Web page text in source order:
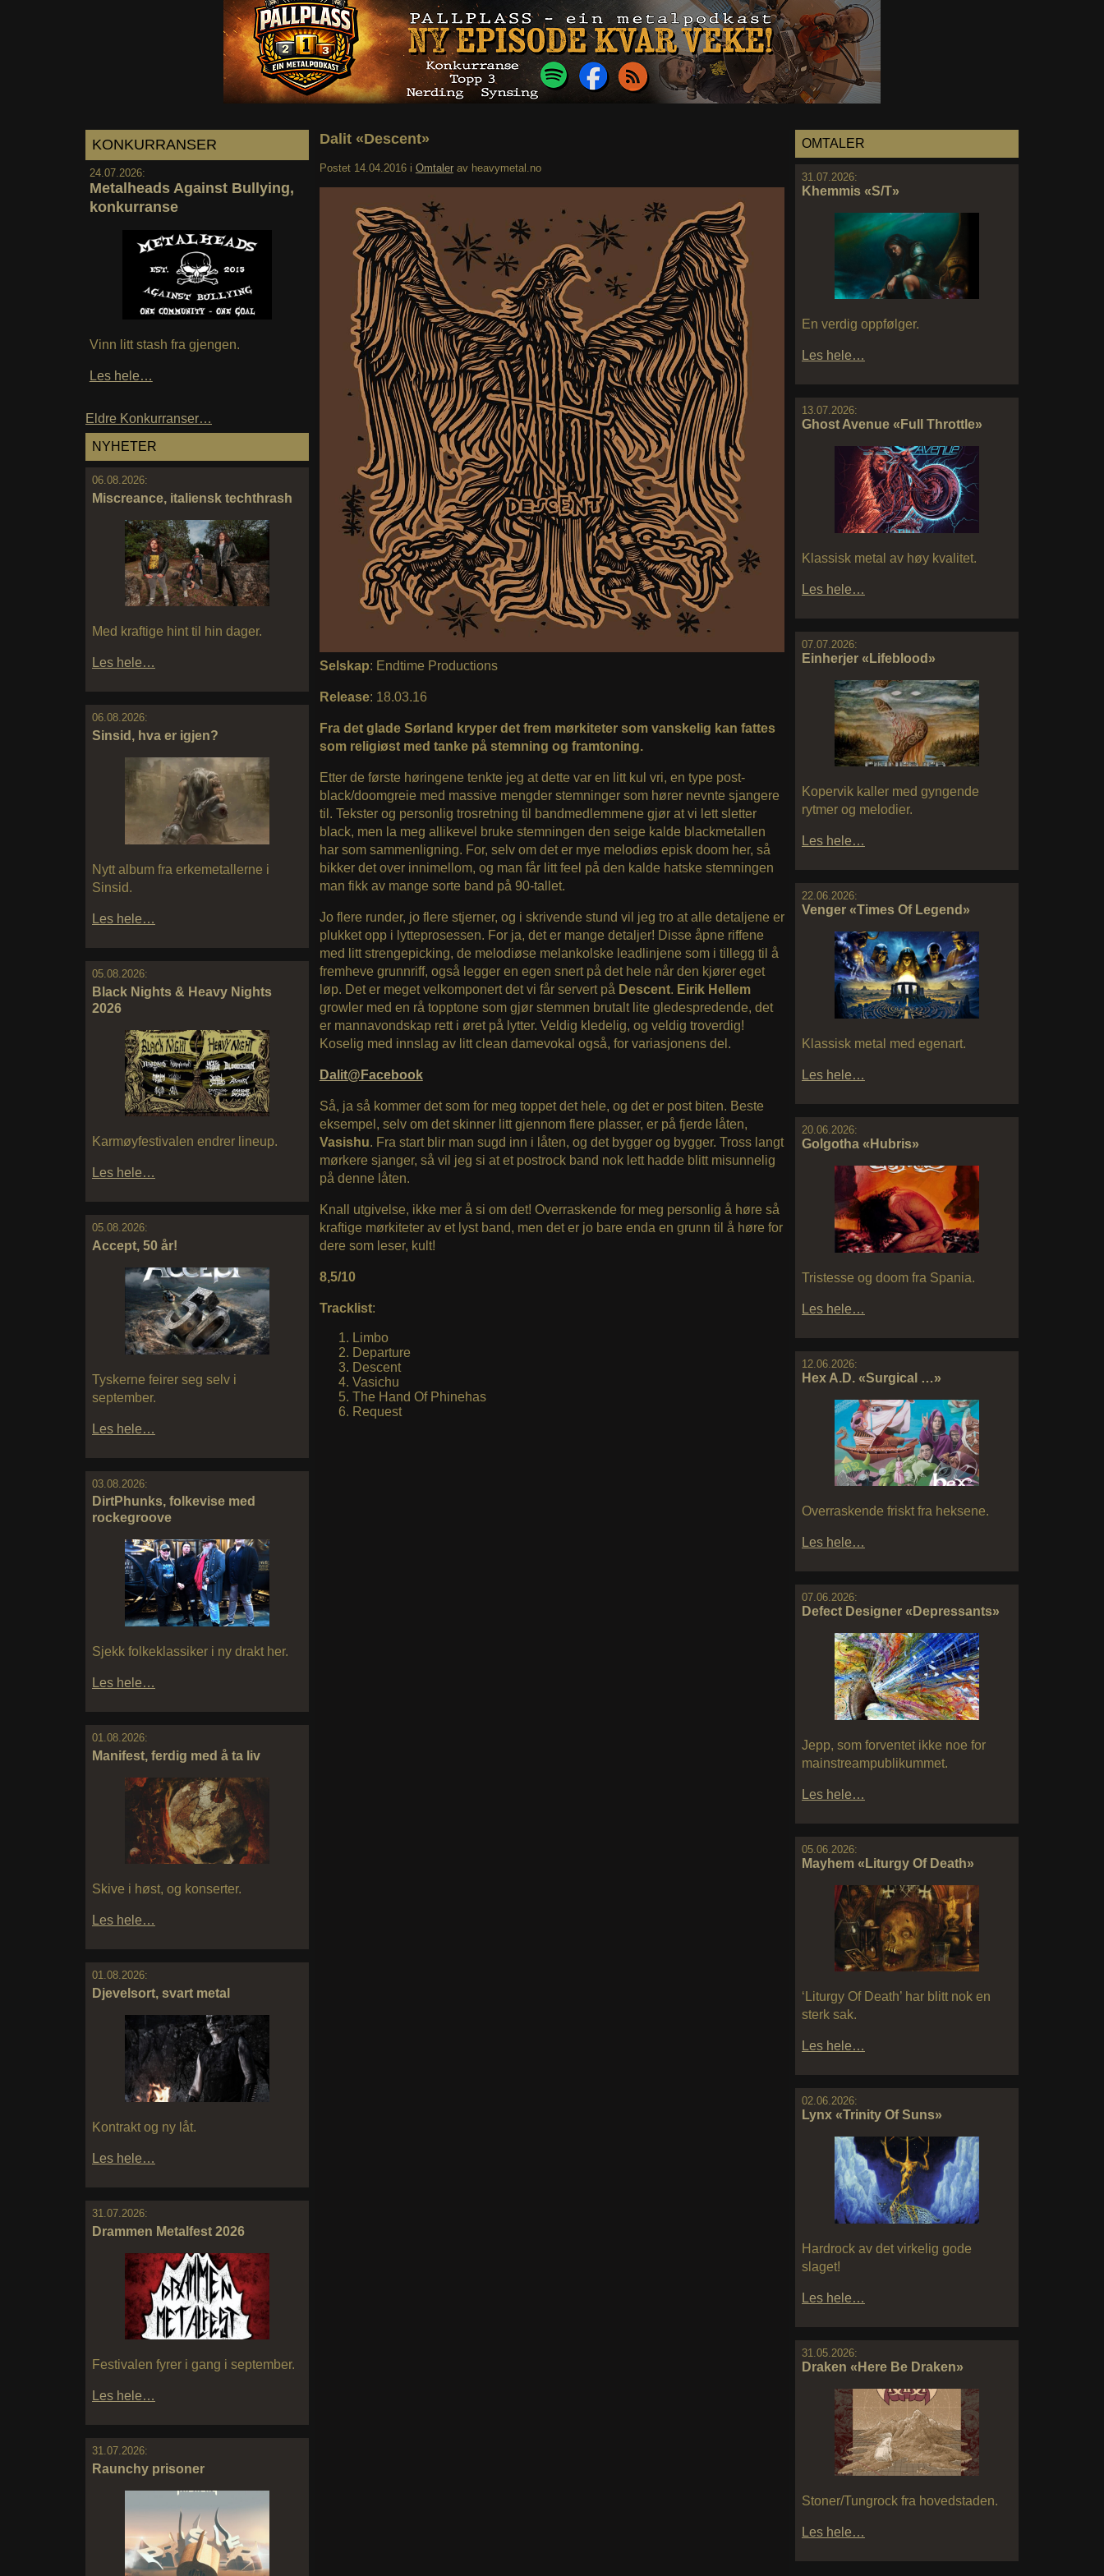
KONKURRANSER
24.07.2026:
Metalheads Against Bullying,
konkurranse
Vinn litt stash fra gjengen.
Les hele…
Eldre Konkurranser…
NYHETER
06.08.2026:
Miscreance, italiensk techthrash
Med kraftige hint til hin dager.
Les hele…
06.08.2026:
Sinsid, hva er igjen?
Nytt album fra erkemetallerne i
Sinsid.
Les hele…
05.08.2026:
Black Nights & Heavy Nights
2026
Karmøyfestivalen endrer lineup.
Les hele…
05.08.2026:
Accept, 50 år!
Tyskerne feirer seg selv i
september.
Les hele…
03.08.2026:
DirtPhunks, folkevise med
rockegroove
Sjekk folkeklassiker i ny drakt her.
Les hele…
01.08.2026:
Manifest, ferdig med å ta liv
Skive i høst, og konserter.
Les hele…
01.08.2026:
Djevelsort, svart metal
Kontrakt og ny låt.
Les hele…
31.07.2026:
Drammen Metalfest 2026
Festivalen fyrer i gang i september.
Les hele…
31.07.2026:
Raunchy prisoner
OMTALER
31.07.2026:
Khemmis «S/T»
En verdig oppfølger.
Les hele…
13.07.2026:
Ghost Avenue «Full Throttle»
Klassisk metal av høy kvalitet.
Les hele…
07.07.2026:
Einherjer «Lifeblood»
Kopervik kaller med gyngende
rytmer og melodier.
Les hele…
22.06.2026:
Venger «Times Of Legend»
Klassisk metal med egenart.
Les hele…
20.06.2026:
Golgotha «Hubris»
Tristesse og doom fra Spania.
Les hele…
12.06.2026:
Hex A.D. «Surgical …»
Overraskende friskt fra heksene.
Les hele…
07.06.2026:
Defect Designer «Depressants»
Jepp, som forventet ikke noe for
mainstreampublikummet.
Les hele…
05.06.2026:
Mayhem «Liturgy Of Death»
‘Liturgy Of Death’ har blitt nok en
sterk sak.
Les hele…
02.06.2026:
Lynx «Trinity Of Suns»
Hardrock av det virkelig gode
slaget!
Les hele…
31.05.2026:
Draken «Here Be Draken»
Stoner/Tungrock fra hovedstaden.
Les hele…
Dalit «Descent»
Postet 14.04.2016 i Omtaler av heavymetal.no
Selskap: Endtime Productions
Release: 18.03.16
Fra det glade Sørland kryper det frem mørkiteter som vanskelig kan fattes
som religiøst med tanke på stemning og framtoning.
Etter de første høringene tenkte jeg at dette var en litt kul vri, en type post-
black/doomgreie med massive mengder stemninger som hører nevnte sjangere
til. Tekster og personlig trosretning til bandmedlemmene gjør at vi lett sletter
black, men la meg allikevel bruke stemningen den seige kalde blackmetallen
har som sammenligning. For, selv om det er mye melodiøs episk doom her, så
bikker det over innimellom, og man får litt feel på den kalde hatske stemningen
man fikk av mange sorte band på 90-tallet.
Jo flere runder, jo flere stjerner, og i skrivende stund vil jeg tro at alle detaljene er
plukket opp i lytteprosessen. For ja, det er mange detaljer! Disse åpne riffene
med litt strengepicking, de melodiøse melankolske leadlinjene som i tillegg til å
fremheve grunnriff, også legger en egen snert på det hele når den kjører eget
løp. Det er meget velkomponert det vi får servert på Descent. Eirik Hellem
growler med en rå topptone som gjør stemmen brutalt lite gledespredende, det
er mannavondskap rett i øret på lytter. Veldig kledelig, og veldig troverdig!
Koselig med innslag av litt clean damevokal også, for variasjonens del.
Dalit@Facebook
Så, ja så kommer det som for meg toppet det hele, og det er post biten. Beste
eksempel, selv om det skinner litt gjennom flere plasser, er på fjerde låten,
Vasishu. Fra start blir man sugd inn i låten, og det bygger og bygger. Tross langt
mørkere sjanger, så vil jeg si at et postrock band nok lett hadde blitt misunnelig
på denne låten.
Knall utgivelse, ikke mer å si om det! Overraskende for meg personlig å høre så
kraftige mørkiteter av et lyst band, men det er jo bare enda en grunn til å høre for
dere som leser, kult!
8,5/10
Tracklist:
Limbo
Departure
Descent
Vasichu
The Hand Of Phinehas
Request